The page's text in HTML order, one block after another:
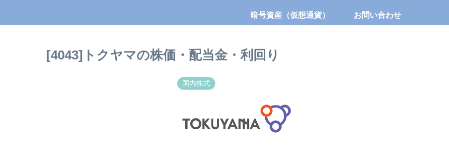
暗号資産（仮想通貨） お問い合わせ
[4043]トクヤマの株価・配当金・利回り
国内株式